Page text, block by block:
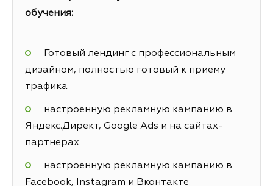
обучения:
Готовый лендинг с профессиональным
дизайном, полностью готовый к приему
трафика
настроенную рекламную кампанию в
Яндекс.Директ, Google Ads и на сайтах-
партнерах
настроенную рекламную кампанию в
Facebook, Instagram и Вконтакте